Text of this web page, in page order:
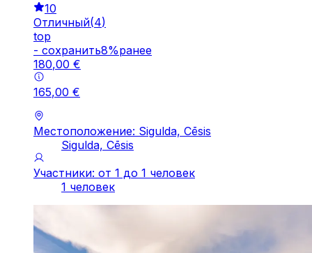
10
Отличный(4)
top
- cохранить8%ранее
180,00 €
165,00 €
Местоположение: Sigulda, Cēsis
Sigulda, Cēsis
Участники: от 1 до 1 человек
1 человек